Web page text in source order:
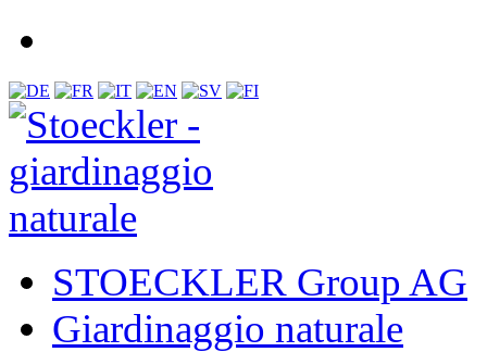
STOECKLER Group AG
Giardinaggio naturale